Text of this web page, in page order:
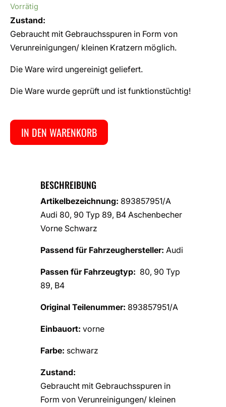
Vorrätig
Zustand:
Gebraucht mit Gebrauchsspuren in Form von
Verunreinigungen/ kleinen Kratzern möglich.
Die Ware wird ungereinigt geliefert.
Die Ware wurde geprüft und ist funktionstüchtig!
IN DEN WARENKORB
BESCHREIBUNG
Artikelbezeichnung: 893857951/A
Audi 80, 90 Typ 89, B4 Aschenbecher
Vorne Schwarz
Passend für Fahrzeughersteller: Audi
Passen für Fahrzeugtyp: 80, 90 Typ
89, B4
Original Teilenummer: 893857951/A
Einbauort: vorne
Farbe: schwarz
Zustand:
Gebraucht mit Gebrauchsspuren in
Form von Verunreinigungen/ kleinen